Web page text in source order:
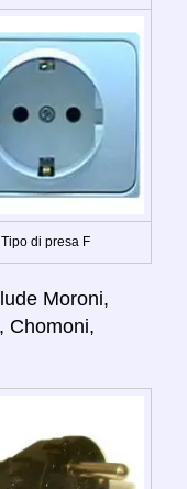
Tipo di presa F
Moroni,
Chomoni,